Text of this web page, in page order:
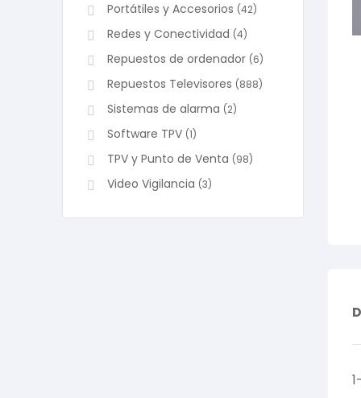
Portátiles y Accesorios (42)
Redes y Conectividad (4)
Repuestos de ordenador (6)
Repuestos Televisores (888)
Sistemas de alarma (2)
Software TPV (1)
TPV y Punto de Venta (98)
Video Vigilancia (3)